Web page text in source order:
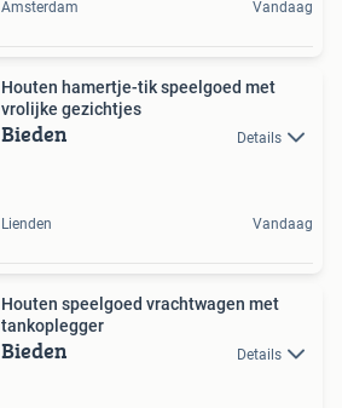
Amsterdam Vandaag
Houten hamertje-tik speelgoed met
vrolijke gezichtjes
Bieden Details
Lienden Vandaag
Houten speelgoed vrachtwagen met
tankoplegger
Bieden Details